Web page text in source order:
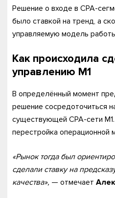
Решение о входе в CPA-
было ставкой на тренд, а
управляемую модель
Как происходила
управлению M1
В определённый момент
решение сосредоточиться
существующей CPA-сети
перестройка операционной
«Рынок тогда был
сделали ставку на
качества», — отмечает